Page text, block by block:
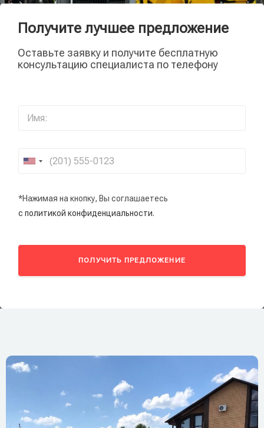
Получите лучшее предложение
Оставьте заявку и получите бесплатную
консультацию специалиста по телефону
*Нажимая на кнопку, Вы соглашаетесь
с политикой конфиденциальности.
ПОЛУЧИТЬ ПРЕДЛОЖЕНИЕ